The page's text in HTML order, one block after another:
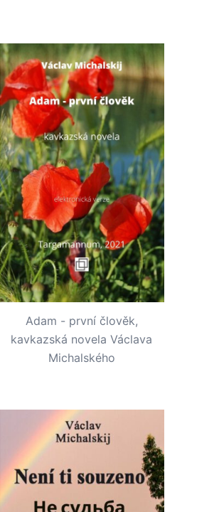
Adam - první člověk,
kavkazská novela Václava
Michalského